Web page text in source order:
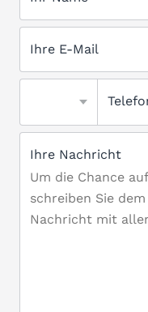
Ihre E-Mail
Ihre Nachricht